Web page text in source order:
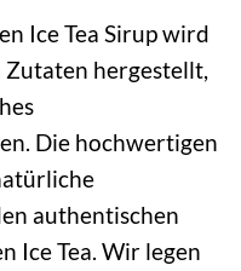
Ice Tea Sirup wird
hergestellt,
Die hochwertigen
authentischen
Ice Tea. Wir legen